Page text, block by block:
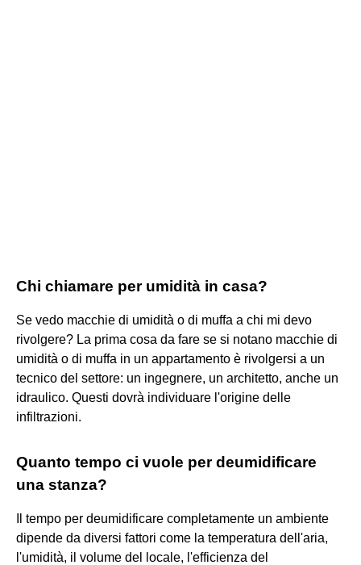
Chi chiamare per umidità in casa?
Se vedo macchie di umidità o di muffa a chi mi devo
rivolgere? La prima cosa da fare se si notano macchie di
umidità o di muffa in un appartamento è rivolgersi a un
tecnico del settore: un ingegnere, un architetto, anche un
idraulico. Questi dovrà individuare l'origine delle
infiltrazioni.
Quanto tempo ci vuole per deumidificare
una stanza?
Il tempo per deumidificare completamente un ambiente
dipende da diversi fattori come la temperatura dell'aria,
l'umidità, il volume del locale, l'efficienza del